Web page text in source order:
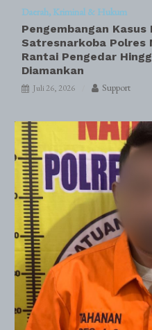
Daerah Kriminal & Hukum
Pengembangan
Satresnarkoba Polres
Rantai Pengedar
Diamankan
Juli 26, 2026 Support